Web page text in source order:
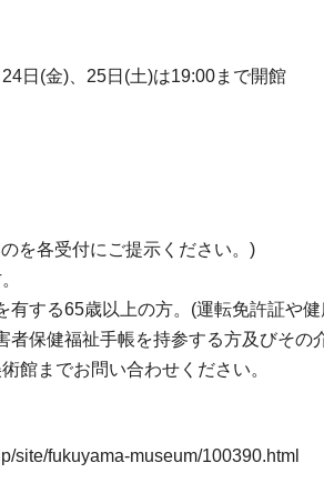
日(金)、25日(土)は19:00まで開館
を各受付にご提示ください。)
有する65歳以上の方。(運転免許証や
者保健福祉手帳を持参する方及びその
館までお問い合わせください。
site/fukuyama-museum/100390.html